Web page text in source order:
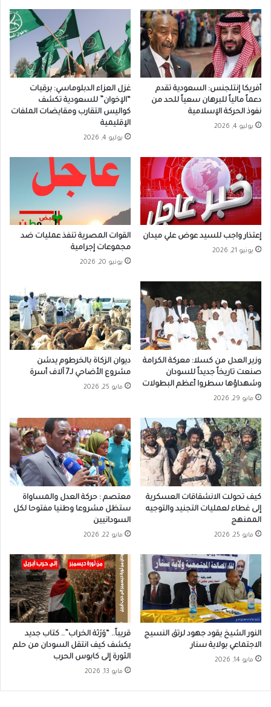
أفريكا إنتلجنس: السعودية تقدم
دعماً مالياً للبرهان سعياً للحد من
نفوذ الحركة الإسلامية
يوليو 4, 2026
غزل العزاء الدبلوماسي: برقيات
“الإخوان” للسعودية تكشف
كواليس التقارب ومقايضات الملفات
الإقليمية
يوليو 4, 2026
إعتذار واجب للسيد عوض علي ميدان
يونيو 21, 2026
القوات المصرية تنفذ عمليات ضد
مجموعات إجرامية
يونيو 20, 2026
وزير العدل من كسلا: معركة الكرامة
صنعت تاريخاً جديداً للسودان
وشهداؤها سطروا أعظم البطولات
مايو 29, 2026
ديوان الزكاة بالخرطوم يدشن
مشروع الأضاحي لـ7 آلاف أسرة
مايو 25, 2026
كيف تحولت الانشقاقات العسكرية
إلى غطاء لعمليات التجنيد والتوجيه
الممنهج
مايو 25, 2026
معتصم : حركة العدل والمساواة
ستظل مشروعا وطنيا مفتوحا لكل
السودانيين
مايو 22, 2026
النور الشيخ يقود جهود لرتق النسيج
الاجتماعي بولاية سنار
مايو 14, 2026
قريباً.. “وَرَثة الخراب”.. كتاب جديد
يكشف كيف انتقل السودان من حلم
الثورة إلى كابوس الحرب
مايو 13, 2026